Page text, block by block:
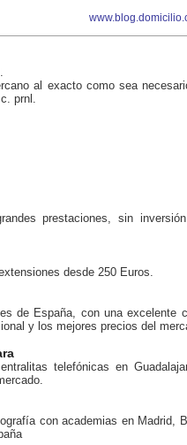
al exacto como sea
prnl.
prestaciones, sin
desde 250 Euros.
de España, con una excelente
y los mejores precios del
telefónicas en
con academias en Madrid,